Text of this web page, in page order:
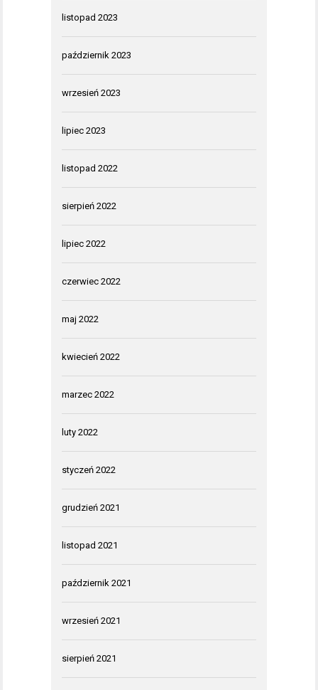
listopad 2023
październik 2023
wrzesień 2023
lipiec 2023
listopad 2022
sierpień 2022
lipiec 2022
czerwiec 2022
maj 2022
kwiecień 2022
marzec 2022
luty 2022
styczeń 2022
grudzień 2021
listopad 2021
październik 2021
wrzesień 2021
sierpień 2021